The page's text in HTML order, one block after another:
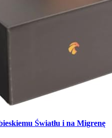
Światłu i na Migrenę